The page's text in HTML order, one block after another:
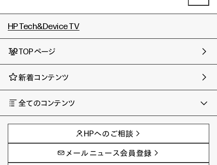
HP Tech&Device TV
TOPページ
新着コンテンツ
全てのコンテンツ
AIの進化と活用事例
製品トレンド & レビュー
サイバーセキュリティ
教育とテクノロジー
事例
イベントレポート
AI PC
AIワークステーション
HPへのご相談
メールニュース会員登録